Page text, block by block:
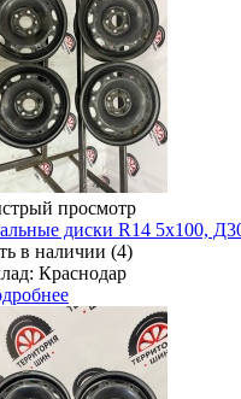
просмотр
диски R14 5x100,
в наличии (4)
Краснодар